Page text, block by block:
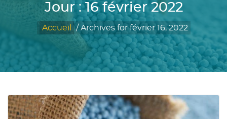
Jour :16 février 2022
Accueil /Archives for février 16, 2022